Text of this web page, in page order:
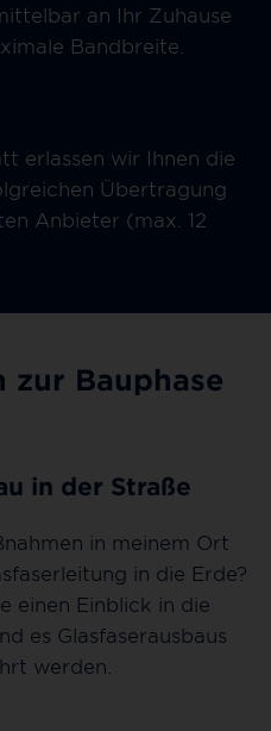
an Ihr Zuhause
Bandbreite.
erlassen wir Ihnen die
Übertragung
Anbieter (max. 12
Bauphase
in der Straße
in meinem Ort
in die Erde?
einen Einblick in die
es Glasfaserausbaus
werden.